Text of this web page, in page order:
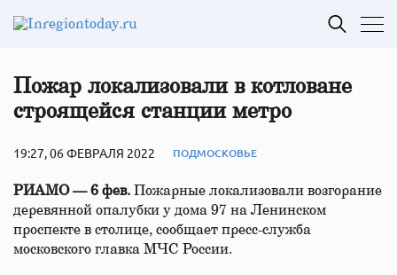
Пожар локализовали в котловане
строящейся станции метро
19:27, 06 ФЕВРАЛЯ 2022 ПОДМОСКОВЬЕ
РИАМО — 6 фев.
Пожарные локализовали возгорание
деревянной опалубки у дома 97 на Ленинском
проспекте в столице, сообщает пресс-служба
московского главка МЧС России.